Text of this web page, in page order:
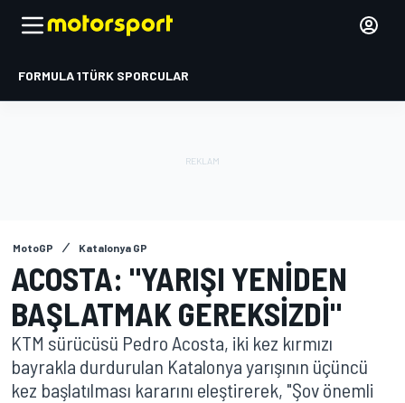
FORMULA 1TÜRK SPORCULAR
MotoGP Katalonya GP
ACOSTA: "YARIŞI YENIDEN
BAŞLATMAK GEREKSIZDI"
KTM sürücüsü Pedro Acosta, iki kez kırmızı
bayrakla durdurulan Katalonya yarışının üçüncü
kez başlatılması kararını eleştirerek, "Şov önemli